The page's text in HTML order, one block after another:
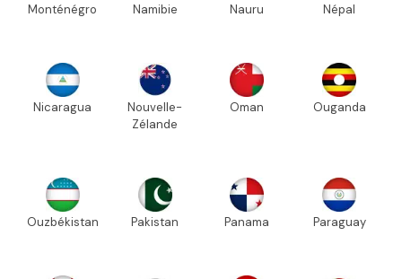
Monténégro Namibie Nauru Népal
Nicaragua
Nouvelle-
Zélande
Oman Ouganda
Ouzbékistan Pakistan Panama Paraguay